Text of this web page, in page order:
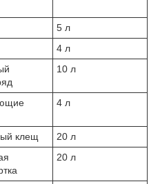
5 л
4 л
10 л
4 л
клещ
20 л
20 л